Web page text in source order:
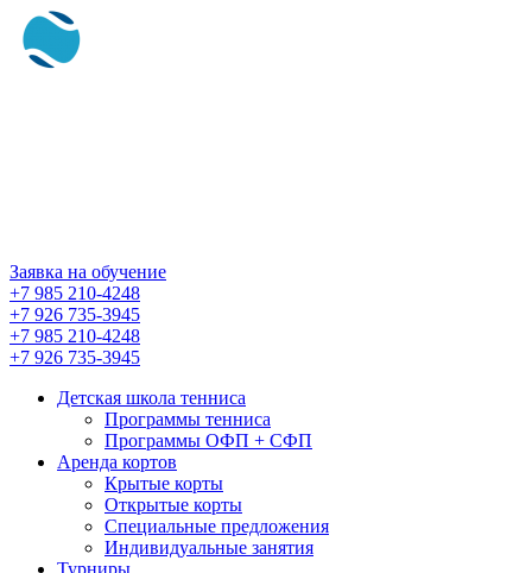
Заявка на обучение
+7 985 210-4248
+7 926 735-3945
+7 985 210-4248
+7 926 735-3945
Детская школа тенниса
Программы тенниса
Программы ОФП + СФП
Аренда кортов
Крытые корты
Открытые корты
Специальные предложения
Индивидуальные занятия
Турниры